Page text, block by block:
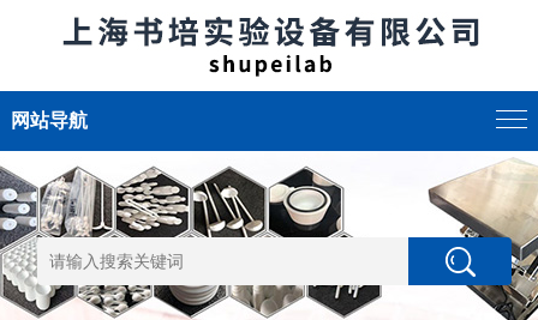
网站导航